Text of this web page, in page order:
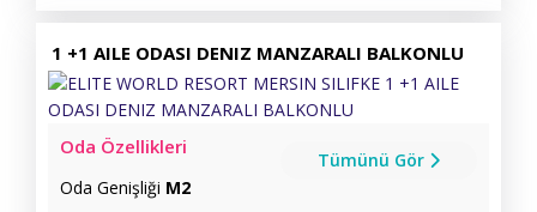
1 +1 AILE ODASI DENIZ MANZARALI BALKONLU
Oda Özellikleri
Oda Genişliği M2
Tümünü Gör